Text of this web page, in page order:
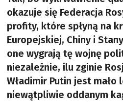
okazuje się Federacja
profity, które spłyną na
Europejskiej, Chiny i
one wygrają tę wojnę
niezależnie, ilu zginie
Władimir Putin jest mało
niewątpliwie oddanym